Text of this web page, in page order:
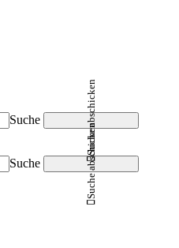
Suche
Suche abschicken
Suche
Suche abschicken